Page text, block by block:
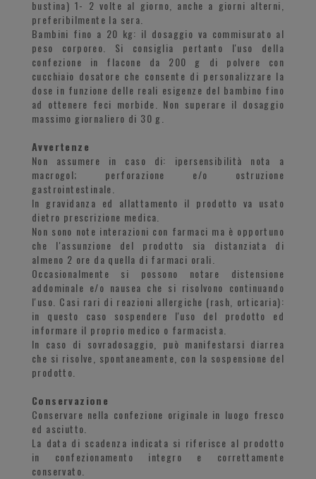
bustina) 1- 2 volte al giorno, anche a giorni alterni,
preferibilmente la sera.
Bambini fino a 20 kg: il dosaggio va commisurato al
peso corporeo. Si consiglia pertanto l'uso della
confezione in flacone da 200 g di polvere con
cucchiaio dosatore che consente di personalizzare la
dose in funzione delle reali esigenze del bambino fino
ad ottenere feci morbide. Non superare il dosaggio
massimo giornaliero di 30 g.
Avvertenze
Non assumere in caso di: ipersensibilità nota a
macrogol; perforazione e/o ostruzione
gastrointestinale.
In gravidanza ed allattamento il prodotto va usato
dietro prescrizione medica.
Non sono note interazioni con farmaci ma è opportuno
che l'assunzione del prodotto sia distanziata di
almeno 2 ore da quella di farmaci orali.
Occasionalmente si possono notare distensione
addominale e/o nausea che si risolvono continuando
l'uso. Casi rari di reazioni allergiche (rash, orticaria):
in questo caso sospendere l'uso del prodotto ed
informare il proprio medico o farmacista.
In caso di sovradosaggio, può manifestarsi diarrea
che si risolve, spontaneamente, con la sospensione del
prodotto.
Conservazione
Conservare nella confezione originale in luogo fresco
ed asciutto.
La data di scadenza indicata si riferisce al prodotto
in confezionamento integro e correttamente
conservato.